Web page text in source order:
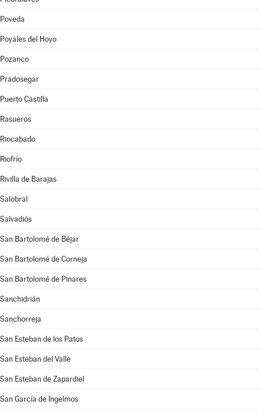
Poveda
Poyales del Hoyo
Pozanco
Pradosegar
Puerto Castilla
Rasueros
Riocabado
Riofrío
Rivilla de Barajas
Salobral
Salvadiós
San Bartolomé de Béjar
San Bartolomé de Corneja
San Bartolomé de Pinares
Sanchidrián
Sanchorreja
San Esteban de los Patos
San Esteban del Valle
San Esteban de Zapardiel
San García de Ingelmos